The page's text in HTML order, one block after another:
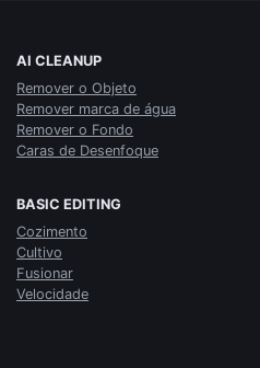
AI CLEANUP
Remover o Objeto
Remover marca de água
Remover o Fondo
Caras de Desenfoque
BASIC EDITING
Cozimento
Cultivo
Fusionar
Velocidade